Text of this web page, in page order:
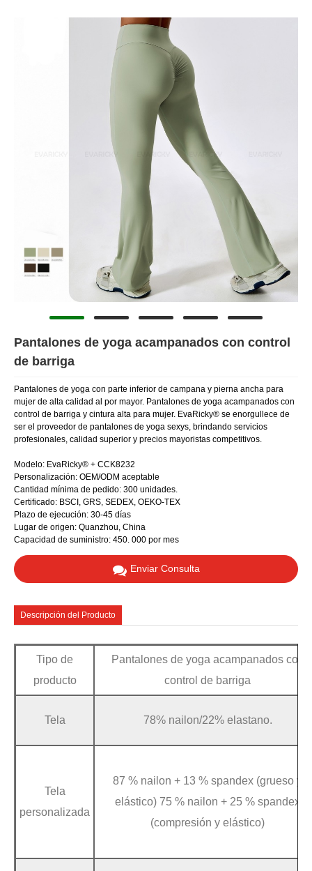
Pantalones de yoga acampanados con control
de barriga
Pantalones de yoga con parte inferior de campana y pierna ancha para
mujer de alta calidad al por mayor. Pantalones de yoga acampanados con
control de barriga y cintura alta para mujer. EvaRicky® se enorgullece de
ser el proveedor de pantalones de yoga sexys, brindando servicios
profesionales, calidad superior y precios mayoristas competitivos.
Modelo: EvaRicky® + CCK8232
Personalización: OEM/ODM aceptable
Cantidad mínima de pedido: 300 unidades.
Certificado: BSCI, GRS, SEDEX, OEKO-TEX
Plazo de ejecución: 30-45 días
Lugar de origen: Quanzhou, China
Capacidad de suministro: 450. 000 por mes
Enviar Consulta
Descripción del Producto
Tipo de
producto
Pantalones de yoga acampanados con
control de barriga
Tela 78% nailon/22% elastano.
Tela
personalizada
87 % nailon + 13 % spandex (grueso y
elástico) 75 % nailon + 25 % spandex
(compresión y elástico)